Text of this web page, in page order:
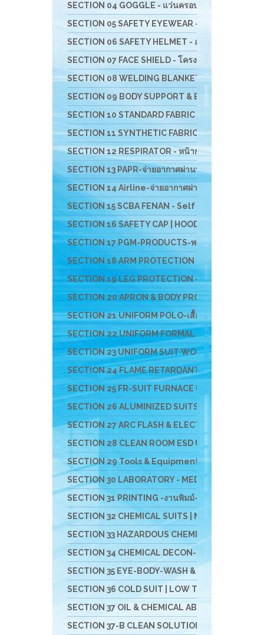
SECTION 04 GOGGLE - แว่นครอบตานิรภัย
SECTION 05 SAFETY EYEWEAR - แว่นตานิรภัย แ
SECTION 06 SAFETY HELMET - อุปกรณ์ป้องกันศีร
SECTION 07 FACE SHIELD - โครงกระบังหน้าสำห
SECTION 08 WELDING BLANKET - ผ้าห่มกันสะเก็
SECTION 09 BODY SUPPORT & BACK
SECTION 10 STANDARD FABRIC MASK- ผ้าปิดจมู
SECTION 11 SYNTHETIC FABRIC MASK - ผ้าปิดจมู
SECTION 12 RESPIRATOR - หน้ากากตลับกรอง
SECTION 13 PAPR-จ่ายอากาศผ่านพัดลม BESTSAFE
SECTION 14 Airline-จ่ายอากาศผ่านสายลม
SECTION 15 SCBA FENAN - Self Contained
SECTION 16 SAFETY CAP | HOOD | หมวกผ้า หมว
SECTION 17 PGM-PRODUCTS-พรม-กระเป๋า-ร่ม-
SECTION 18 ARM PROTECTION - ปลอกแขนนิรภัย
SECTION 19 LEG PROTECTION - ปลอกขานิรภัย
SECTION 20 APRON & BODY PROTECTION- เอี๊ย
SECTION 21 UNIFORM POLO-เสื้อโปโล-เสื้อ T-
SECTION 22 UNIFORM FORMAL OFFICE SUIT
SECTION 23 UNIFORM SUIT WORKSHOP SUIT
SECTION 24 FLAME RETARDANT FABRIC [FR-
SECTION 25 FR-SUIT FURNACE UNIFORM ผ้ากั
SECTION 26 ALUMINIZED SUITS - ชุดป้องกันควา
SECTION 27 ARC FLASH & ELECTRICAL PPE
SECTION 28 CLEAN ROOM ESD UNIFROM &
SECTION 29 Tools & Equipment For
SECTION 30 LABORATORY - MEDICAL -
SECTION 31 PRINTING -งานพิมม์-สกรีน-ผ้า-ภาพ
SECTION 32 CHEMICAL SUITS | MEDICAL-
SECTION 33 HAZARDOUS CHEMICAL SUITS
SECTION 34 CHEMICAL DECON-ชุดชำระสารเคมี
SECTION 35 EYE-BODY-WASH & DRAIN &
SECTION 36 COLD SUIT | LOW TEMP |
SECTION 37 OIL & CHEMICAL ABSORBENT - วั
SECTION 37-B CLEAN SOLUTION-น้ำยาล้างทำคว